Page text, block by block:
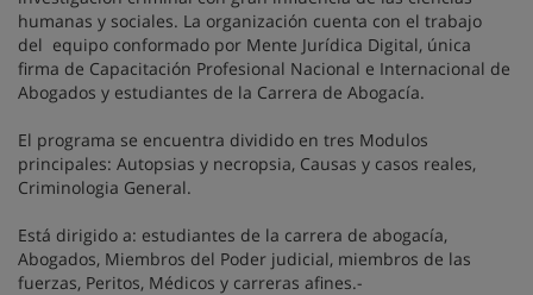
humanas y sociales. La organización cuenta con el trabajo
del equipo conformado por Mente Jurídica Digital, única
firma de Capacitación Profesional Nacional e Internacional de
Abogados y estudiantes de la Carrera de Abogacía.
El programa se encuentra dividido en tres Modulos
principales: Autopsias y necropsia, Causas y casos reales,
Criminologia General.
Está dirigido a: estudiantes de la carrera de abogacía,
Abogados, Miembros del Poder judicial, miembros de las
fuerzas, Peritos, Médicos y carreras afines.-